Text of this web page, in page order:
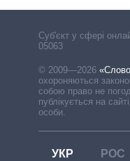
Cуб'єкт у сфері
05063
© 2009—2026
охороняються
собою право не
публікується на
особи.
УКР РОС